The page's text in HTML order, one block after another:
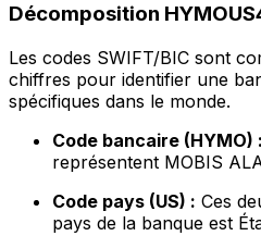
Décomposition
Les codes SWIFT/BIC sont
chiffres pour identifier une
spécifiques dans le monde.
Code bancaire (HYMO) :
représentent MOBIS
Code pays (US) : Ces
pays de la banque est